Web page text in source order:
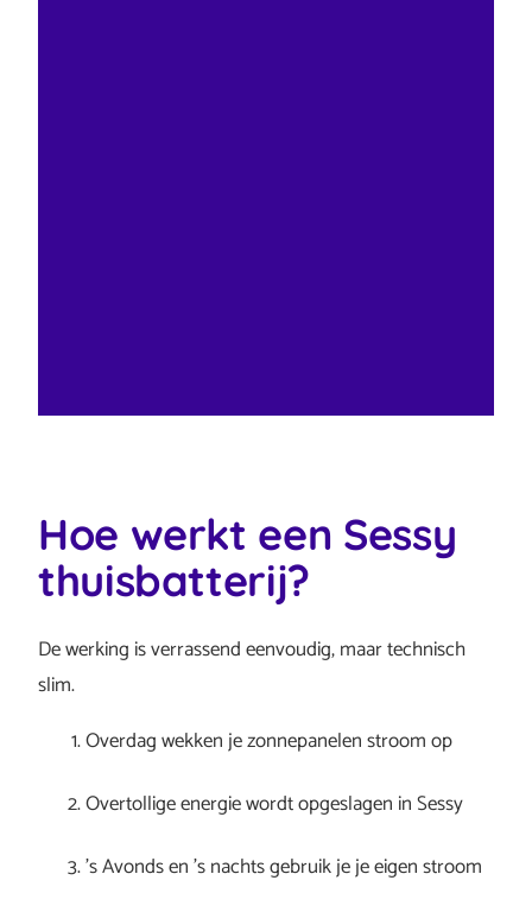
Hoe werkt een Sessy
thuisbatterij?
De werking is verrassend eenvoudig, maar technisch
slim.
Overdag wekken je zonnepanelen stroom op
Overtollige energie wordt opgeslagen in Sessy
’s Avonds en ’s nachts gebruik je je eigen stroom